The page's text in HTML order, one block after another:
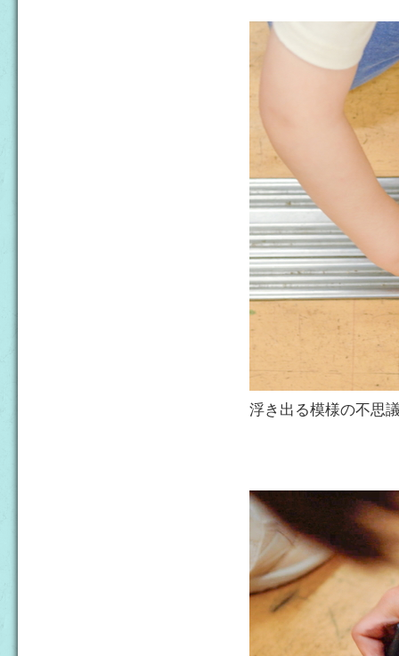
浮き出る模様の不思